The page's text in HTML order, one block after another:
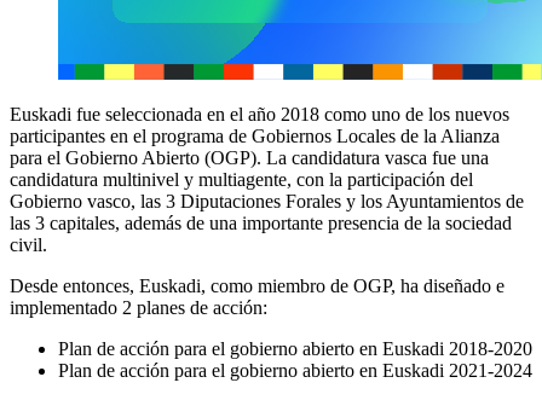
Euskadi fue seleccionada en el año 2018 como uno de los nuevos
participantes en el programa de Gobiernos Locales de la Alianza
para el Gobierno Abierto (OGP). La candidatura vasca fue una
candidatura multinivel y multiagente, con la participación del
Gobierno vasco, las 3 Diputaciones Forales y los Ayuntamientos de
las 3 capitales, además de una importante presencia de la sociedad
civil.
Desde entonces, Euskadi, como miembro de OGP, ha diseñado e
implementado 2 planes de acción:
Plan de acción para el gobierno abierto en Euskadi 2018-2020
Plan de acción para el gobierno abierto en Euskadi 2021-2024